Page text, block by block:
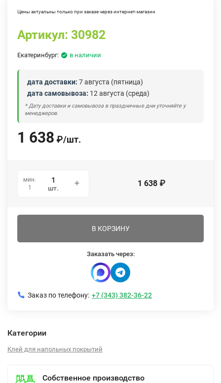
Цены актуальны только при заказе через интернет-магазин
Артикул: 30982
Екатеринбург: в наличии
дата доставки: 7 августа (пятница)
дата самовывоза: 12 августа (среда)
* Дату доставки и самовывоза в праздничные дни уточняйте у
менеджеров.
1 638 ₽/шт.
мин.
1
шт. 1 638 ₽
В КОРЗИНУ
Заказать через:
Заказ по телефону: +7 (343) 382-36-22
Категории
Клей для напольных покрытий
Собственное производство